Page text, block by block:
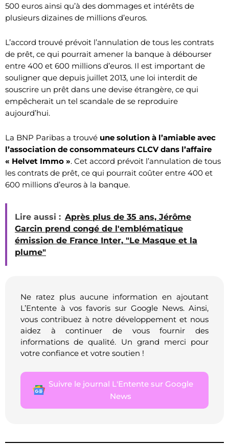
500 euros ainsi qu’à des dommages et intérêts de
plusieurs dizaines de millions d’euros.
L’accord trouvé prévoit l’annulation de tous les contrats
de prêt, ce qui pourrait amener la banque à débourser
entre 400 et 600 millions d’euros. Il est important de
souligner que depuis juillet 2013, une loi interdit de
souscrire un prêt dans une devise étrangère, ce qui
empêcherait un tel scandale de se reproduire
aujourd’hui.
La BNP Paribas a trouvé une solution à l’amiable avec
l’association de consommateurs CLCV dans l’affaire
« Helvet Immo ». Cet accord prévoit l’annulation de tous
les contrats de prêt, ce qui pourrait coûter entre 400 et
600 millions d’euros à la banque.
Lire aussi : Après plus de 35 ans, Jérôme
Garcin prend congé de l'emblématique
émission de France Inter, "Le Masque et la
plume"
Ne ratez plus aucune information en ajoutant
L’Entente à vos favoris sur Google News. Ainsi,
vous contribuez à notre développement et nous
aidez à continuer de vous fournir des
informations de qualité. Un grand merci pour
votre confiance et votre soutien !
Suivre le journal L'Entente sur Google
News